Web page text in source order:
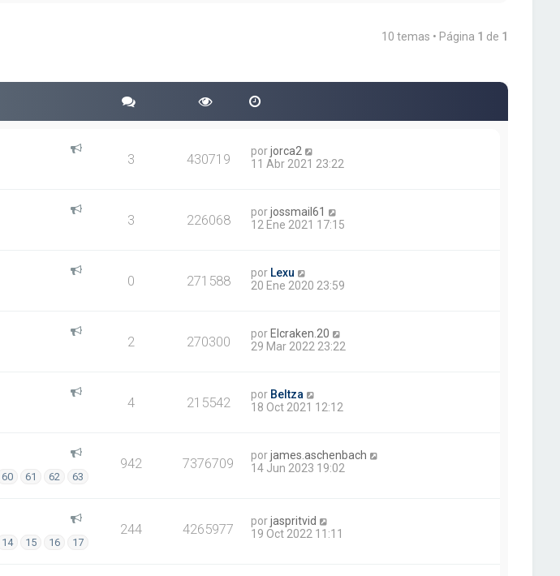
n
j
10 temas • Página 1 de 1
3 430719 porjorca2
11 Abr 2021 23:22
3 226068 porjossmail61
12 Ene 2021 17:15
0 271588 por Lexu
20 Ene 2020 23:59
2 270300 por Elcraken.20
29 Mar 2022 23:22
4 215542 por Beltza
18 Oct 2021 12:12
60 61 62 63
942 7376709 porjames.aschenbach
14 Jun 2023 19:02
14 15 16 17
244 4265977 porjaspritvid
19 Oct 2022 11:11